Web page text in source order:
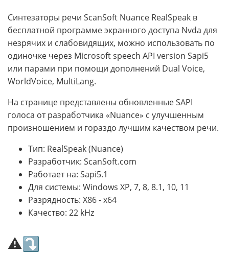
Синтезаторы речи ScanSoft Nuance RealSpeak в
бесплатной программе экранного доступа Nvda для
незрячих и слабовидящих, можно использовать по
одиночке через Microsoft speech API version Sapi5
или парами при помощи дополнений Dual Voice,
WorldVoice, MultiLang.
На странице представлены обновленные SAPI
голоса от разработчика «Nuance» с улучшенным
произношением и гораздо лучшим качеством речи.
Тип: RealSpeak (Nuance)
Разработчик: ScanSoft.com
Работает на: Sapi5.1
Для системы: Windows XP, 7, 8, 8.1, 10, 11
Разрядность: X86 - x64
Качество: 22 kHz
⚠⤵